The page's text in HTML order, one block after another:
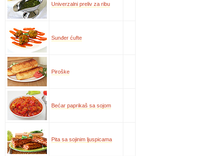
Univerzalni preliv za ribu
Sunđer ćufte
Piroške
Bećar paprikaš sa sojom
Pita sa sojinim ljuspicama